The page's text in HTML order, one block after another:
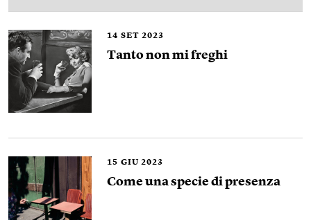
14 SET 2023
Tanto non mi freghi
15 GIU 2023
Come una specie di presenza